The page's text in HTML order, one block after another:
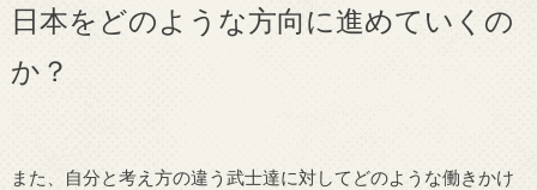
日本をどのような方向に進めていくの
か？
また、自分と考え方の違う武士達に対してどのような働きかけ